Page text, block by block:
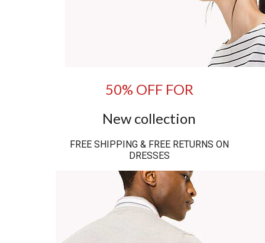
50% OFF FOR
New collection
FREE SHIPPING & FREE RETURNS ON
DRESSES